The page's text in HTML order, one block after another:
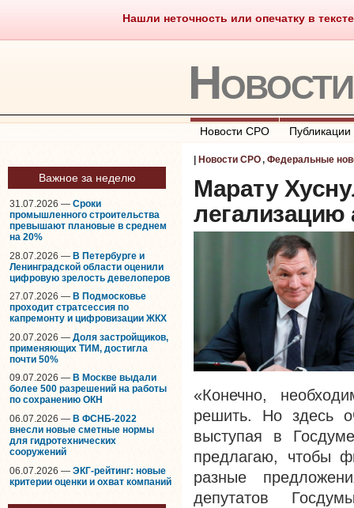
Нашли неточность или опечатку в
Саморегулирование Что
Новости СРО Публикации
Важное за неделю
31.07.2026 — Сроки
промышленного строительства
превышают плановые в среднем
на 20%
28.07.2026 — В Петербурге и
Ленинградской области оценили
цифровую зрелость девелоперов
27.07.2026 — В Подмосковье
проходит стратсессия по
капремонту и цифровизации ЖКХ
20.07.2026 — Доля застройщиков,
применяющих ТИМ, достигла
почти 50%
09.07.2026 — В Москве выдали
более 500 разрешений на работы
по сохранению ОКН
06.07.2026 — В ФСНБ-2022
внесли новые сметные нормы
для гидротехнических
сооружений
06.07.2026 — ЭКГ-рейтинг: новые
критерии оценки и охват компаний
Новости СРО, Федеральные
Марату
легализацию
«Конечно,
решить. Но здесь
выступая в
предлагаю, чтобы
разные
депутатов